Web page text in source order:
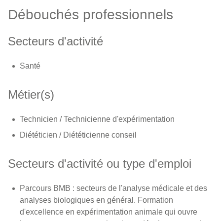
Débouchés professionnels
Secteurs d'activité
Santé
Métier(s)
Technicien / Technicienne d'expérimentation
Diététicien / Diététicienne conseil
Secteurs d'activité ou type d'emploi
Parcours BMB : secteurs de l'analyse médicale et des
analyses biologiques en général. Formation
d'excellence en expérimentation animale qui ouvre